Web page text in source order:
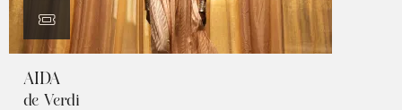
AIDA
de Verdi